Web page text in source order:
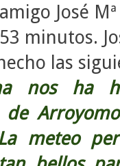
José
minutos.
las
nos ha
meteo